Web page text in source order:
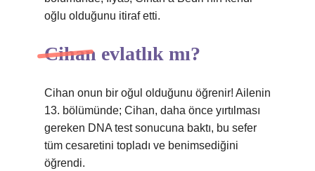
oğlu olduğunu itiraf etti.
Cihan evlatlık mı?
Cihan onun bir oğul olduğunu öğrenir! Ailenin
13. bölümünde; Cihan, daha önce yırtılması
gereken DNA test sonucuna baktı, bu sefer
tüm cesaretini topladı ve benimsediğini
öğrendi.